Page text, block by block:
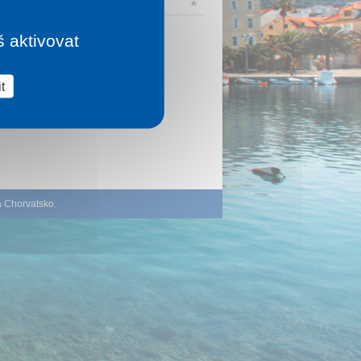
★
Chorvatsko.
aktivovat